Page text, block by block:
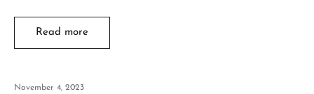
Read more
November 4, 2023